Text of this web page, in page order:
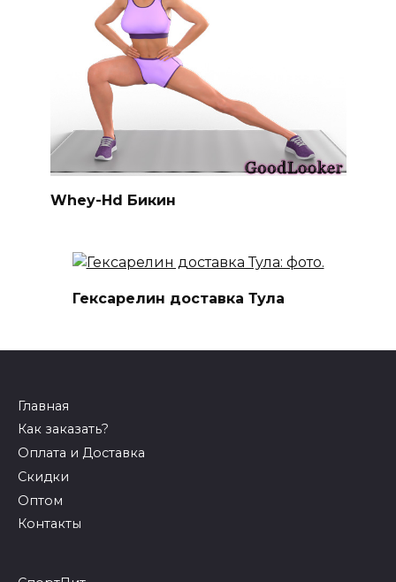
Whey-Hd Бикин
Гексарелин доставка Тула
Главная
Как заказать?
Оплата и Доставка
Скидки
Оптом
Контакты